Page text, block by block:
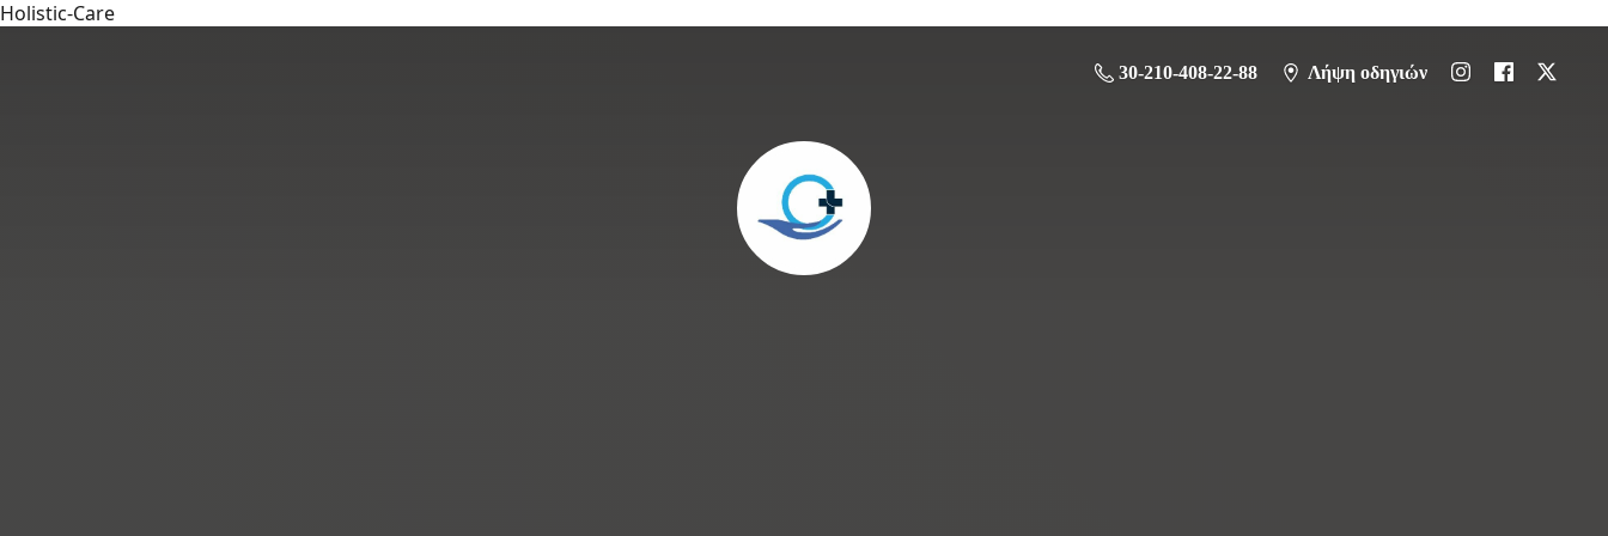
Holistic-Care
30-210-408-22-88 Λήψη οδηγιών